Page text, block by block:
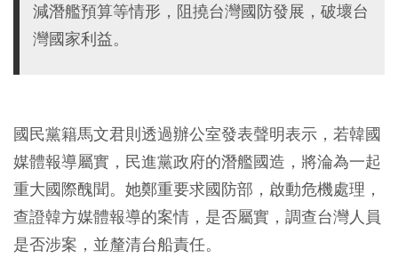
減潛艦預算等情形，阻撓台灣國防發展，破壞台
灣國家利益。
國民黨籍馬文君則透過辦公室發表聲明表示，若韓國
媒體報導屬實，民進黨政府的潛艦國造，將淪為一起
重大國際醜聞。她鄭重要求國防部，啟動危機處理，
查證韓方媒體報導的案情，是否屬實，調查台灣人員
是否涉案，並釐清台船責任。